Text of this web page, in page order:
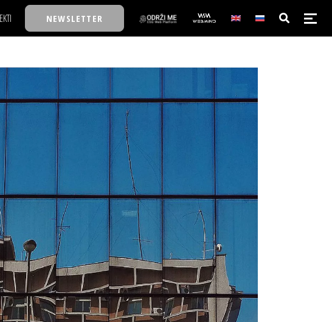
TASTY TALKS
ISPOD 30
BACK TO OFFICE/SCHOOL
BIZBENDOVI
BIZKOLEGIJUM
BMW BIZNIS LIGA
WEEK
GODINE
NEWSLETTER
ISPOD 30
BACK TO OFFICE/SCHOOL
BIZKOLEGIJUM
BMW BIZNIS LIGA
BIZLIFE WEEK
GODINE